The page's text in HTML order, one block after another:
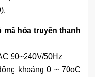
mã hóa truyền thanh
90~240V/50Hz
khoảng 0 ~ 70oC